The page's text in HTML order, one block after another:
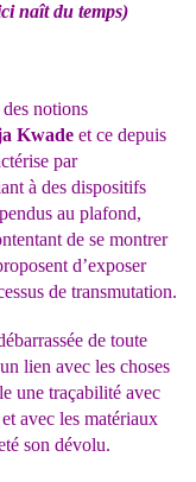
naît du temps)
notions
Kwade et ce depuis
par
à des dispositifs
au plafond,
de se montrer
d’exposer
de transmutation.
de toute
lien avec les choses
une traçabilité avec
avec les matériaux
son dévolu.